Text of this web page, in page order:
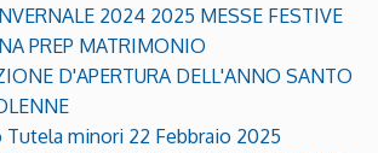
2024 2025 MESSE FESTIVE
PREP MATRIMONIO
D'APERTURA DELL'ANNO SANTO
Tutela minori 22 Febbraio 2025